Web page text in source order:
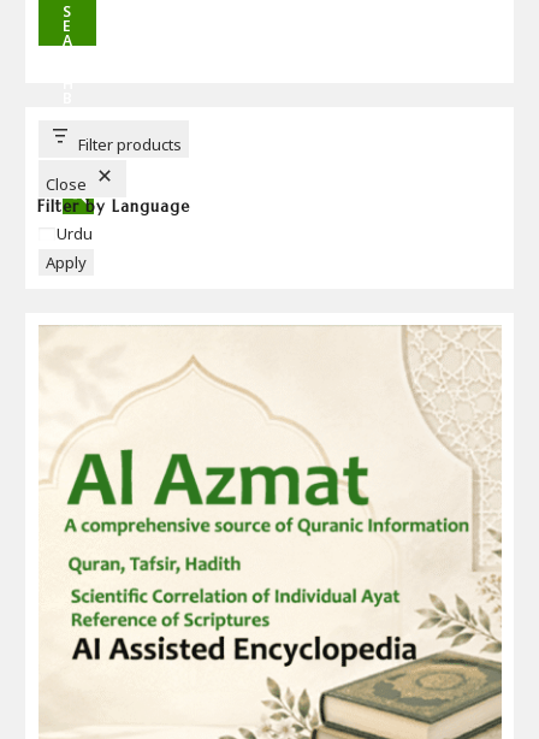
S
E
A
T
T
Filter products
Close
Filter by Language
Language
Urdu
Apply